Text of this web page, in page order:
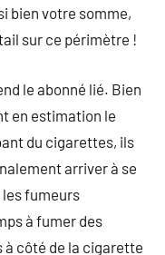
bien votre somme,
sur ce périmètre !
le abonné lié. Bien
en estimation le
du cigarettes, ils
arriver à se
fumeurs
à fumer des
côté de la cigarette